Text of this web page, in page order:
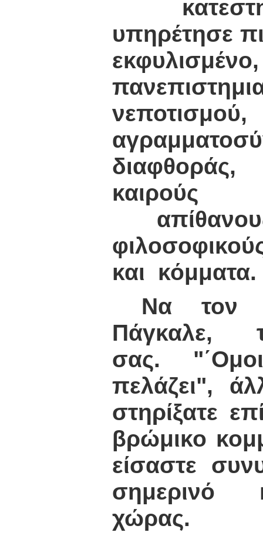
υπηρέτησε
και κόμματα.
Να τον
Πάγκαλε,
σας.
πελάζει",
στηρίξατε
βρώμικο
είσαστε
σημερινό
χώρας.